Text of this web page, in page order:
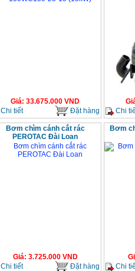
Giá: 33.675.000 VND
Chi tiết
Đặt hàng
Chi
Bơm chìm cánh cắt rác
PEROTAC Đài Loan
Giá: 3.725.000VND
Chi tiết
Đặt hàng
Bơm
Chi